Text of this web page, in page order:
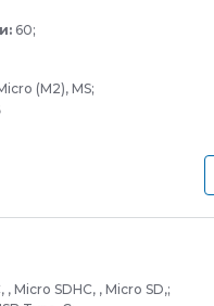
60;
(M2), MS;
, Micro SDHC, , Micro SD,;